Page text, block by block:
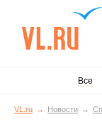
Все
VL.ru Новости